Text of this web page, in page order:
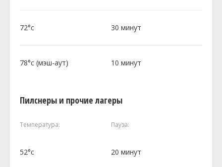
72°c 30 минут
78°c (мэш-аут) 10 минут
Пилснеры и прочие лагеры
Температура: Пауза:
52°c 20 минут